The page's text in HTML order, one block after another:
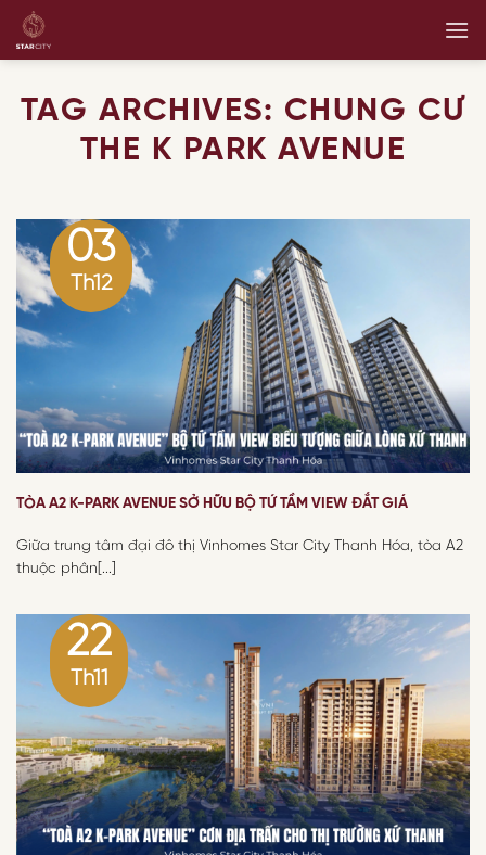
Skip
TAG ARCHIVES: CHUNG CƯ
THE K PARK AVENUE
TÒA A2 K-PARK AVENUE SỞ HỮU BỘ TỨ TẦM VIEW ĐẮT GIÁ
Giữa trung tâm đại đô thị Vinhomes Star City Thanh Hóa, tòa A2
thuộc phân[...]
03
Th12
22
Th11